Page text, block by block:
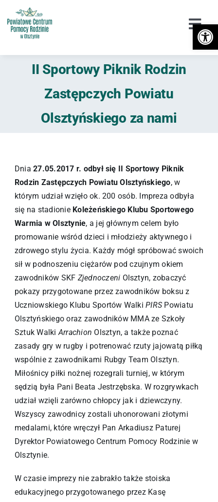
do
zawartości
Orzekanie o Niepełnosprawności
Niepełnosprawność
Przeciwdziałanie przemocy
Wsparcie
II Sportowy Piknik Rodzin
Zastępczych Powiatu
Olsztyńskiego za nami
Dnia27.05.2017 r. odbył się II Sportowy Piknik
Rodzin Zastępczych Powiatu Olsztyńskiego, w
którym udział wzięło ok. 200 osób. Impreza odbyła
się na stadionie Koleżeńskiego Klubu Sportowego
Warmia w Olsztynie, a jej głównym celem było
promowanie wśród dzieci i młodzieży aktywnego i
zdrowego stylu życia. Każdy mógł spróbować swoich
sił w podnoszeniu ciężarów pod czujnym okiem
zawodników SKF Zjednoczeni Olsztyn, zobaczyć
pokazy przygotowane przez zawodników boksu z
Uczniowskiego Klubu Sportów WalkiPIRSPowiatu
Olsztyńskiego oraz zawodników MMA ze Szkoły
Sztuk WalkiArrachion Olsztyn, a także poznać
zasady gry w rugby i potrenować rzuty jajowatą piłką
wspólnie z zawodnikami Rubgy Team Olsztyn.
Miłośnicy piłki nożnej rozegrali turniej, w którym
sędzią była Pani Beata Jestrzębska. W rozgrywkach
udział wzięli zarówno chłopcy jak i dziewczyny.
Wszyscy zawodnicy zostali uhonorowani złotymi
medalami, które wręczył Pan Arkadiusz Paturej
Dyrektor Powiatowego Centrum Pomocy Rodzinie w
Olsztynie.
W czasie imprezy nie zabrakło także stoiska
edukacyjnego przygotowanego przez Kasę